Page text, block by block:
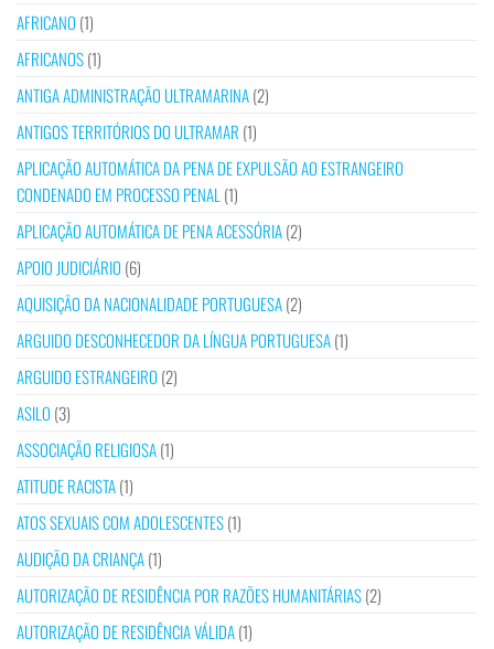
AFRICANO (1)
AFRICANOS(1)
ANTIGA ADMINISTRAÇÃO ULTRAMARINA(2)
ANTIGOS TERRITÓRIOS DO ULTRAMAR (1)
APLICAÇÃO AUTOMÁTICA DA PENA DE EXPULSÃO AO ESTRANGEIRO
CONDENADO EM PROCESSO PENAL (1)
APLICAÇÃO AUTOMÁTICA DE PENA ACESSÓRIA(2)
APOIO JUDICIÁRIO (6)
AQUISIÇÃO DA NACIONALIDADE PORTUGUESA(2)
ARGUIDO DESCONHECEDOR DA LÍNGUA PORTUGUESA(1)
ARGUIDO ESTRANGEIRO (2)
ASILO (3)
ASSOCIAÇÃO RELIGIOSA(1)
ATITUDE RACISTA(1)
ATOS SEXUAIS COM ADOLESCENTES(1)
AUDIÇÃO DA CRIANÇA(1)
AUTORIZAÇÃO DE RESIDÊNCIA POR RAZÕES HUMANITÁRIAS(2)
AUTORIZAÇÃO DE RESIDÊNCIA VÁLIDA(1)